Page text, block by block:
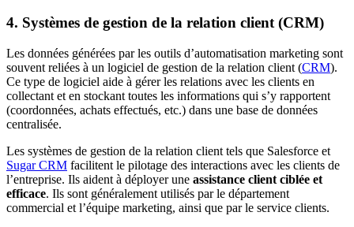
4. Systèmes de gestion de la relation client (CRM)
Les données générées par les outils d’automatisation marketing sont
souvent reliées à un logiciel de gestion de la relation client (CRM).
Ce type de logiciel aide à gérer les relations avec les clients en
collectant et en stockant toutes les informations qui s’y rapportent
(coordonnées, achats effectués, etc.) dans une base de données
centralisée.
Les systèmes de gestion de la relation client tels que Salesforce et
Sugar CRM facilitent le pilotage des interactions avec les clients de
l’entreprise. Ils aident à déployer une assistance client ciblée et
efficace. Ils sont généralement utilisés par le département
commercial et l’équipe marketing, ainsi que par le service clients.